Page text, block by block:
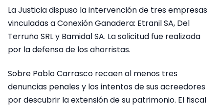
La Justicia dispuso la intervención de tres empresas
vinculadas a Conexión Ganadera: Etranil SA, Del
Terruño SRL y Bamidal SA. La solicitud fue realizada
por la defensa de los ahorristas.
Sobre Pablo Carrasco recaen al menos tres
denuncias penales y los intentos de sus acreedores
por descubrir la extensión de su patrimonio. El fiscal